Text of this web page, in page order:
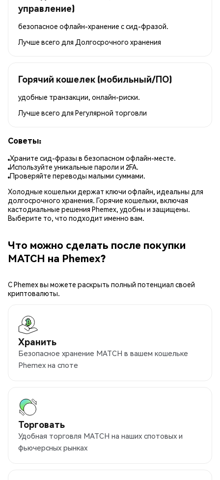
управление)
безопасное офлайн-хранение с сид-фразой.
Лучше всего для Долгосрочного хранения
Горячий кошелек (мобильный/ПО)
удобные транзакции, онлайн-риски.
Лучше всего для Регулярной торговли
Советы:
Храните сид-фразы в безопасном офлайн-месте.
Используйте уникальные пароли и 2FA.
Проверяйте переводы малыми суммами.
Холодные кошельки держат ключи офлайн, идеальны для
долгосрочного хранения. Горячие кошельки, включая
кастодиальные решения Phemex, удобны и защищены.
Выберите то, что подходит именно вам.
Что можно сделать после покупки
MATCH на Phemex?
С Phemex вы можете раскрыть полный потенциал своей
криптовалюты.
Хранить
Безопасное хранение MATCH в вашем кошельке
Phemex на споте
Торговать
Удобная торговля MATCH на наших спотовых и
фьючерсных рынках